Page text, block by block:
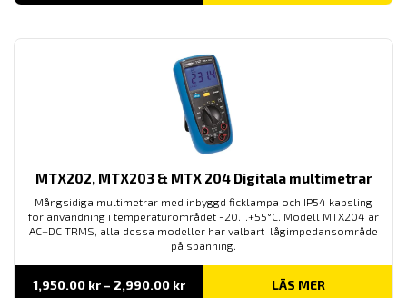
till
MTX202, MTX203 & MTX 204 Digitala multimetrar
Mångsidiga multimetrar med inbyggd ficklampa och IP54 kapsling
för användning i temperaturområdet -20…+55°C. Modell MTX204 är
AC+DC TRMS, alla dessa modeller har valbart lågimpedansområde
på spänning.
1,950.00 kr – 2,990.00 krPrisintervall:
LÄS MER